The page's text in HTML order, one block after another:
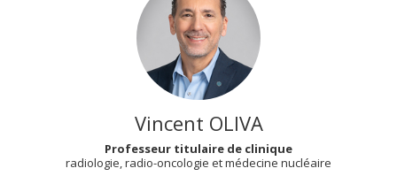
Vincent OLIVA
Professeur titulaire de clinique
radiologie, radio-oncologie et médecine nucléaire